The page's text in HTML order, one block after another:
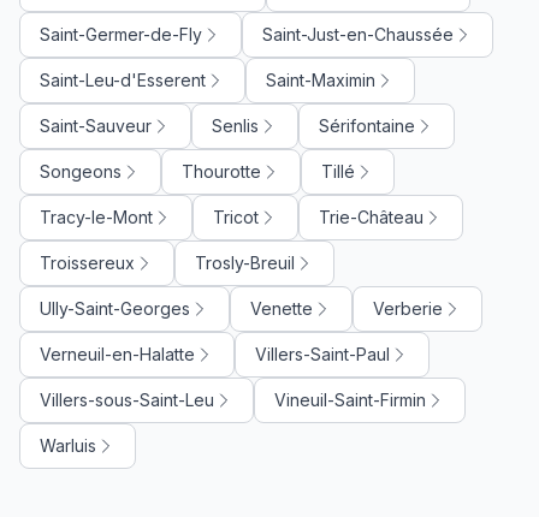
Saint-Germer-de-Fly Saint-Just-en-Chaussée
Saint-Leu-d'Esserent Saint-Maximin
Saint-Sauveur Senlis Sérifontaine
Songeons Thourotte Tillé
Tracy-le-Mont Tricot Trie-Château
Troissereux Trosly-Breuil
Ully-Saint-Georges Venette Verberie
Verneuil-en-Halatte Villers-Saint-Paul
Villers-sous-Saint-Leu Vineuil-Saint-Firmin
Warluis